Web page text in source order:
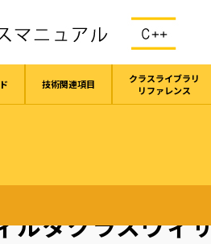
技術関連項目
クラスライブラリ
リファレンス
ルタクラスウィ